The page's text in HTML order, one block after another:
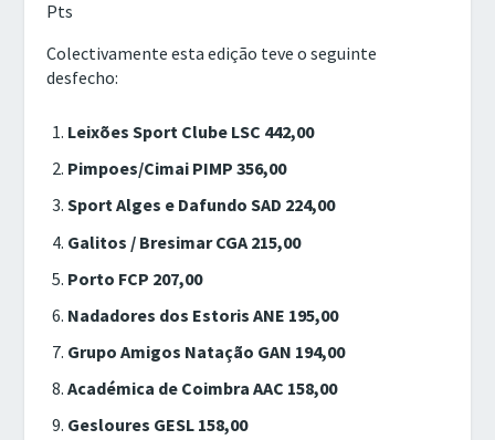
Pts
Colectivamente esta edição teve o seguinte
desfecho:
Leixões Sport Clube LSC 442,00
Pimpoes/Cimai PIMP 356,00
Sport Alges e Dafundo SAD 224,00
Galitos / Bresimar CGA 215,00
Porto FCP 207,00
Nadadores dos Estoris ANE 195,00
Grupo Amigos Natação GAN 194,00
Académica de Coimbra AAC 158,00
Gesloures GESL 158,00